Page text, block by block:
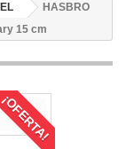
HASBRO
15 cm
¡OFERTA!